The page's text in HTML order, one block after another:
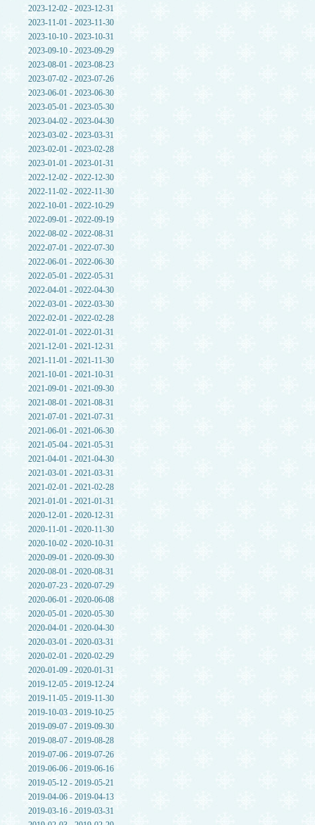
2023-12-02 - 2023-12-31
2023-11-01 - 2023-11-30
2023-10-10 - 2023-10-31
2023-09-10 - 2023-09-29
2023-08-01 - 2023-08-23
2023-07-02 - 2023-07-26
2023-06-01 - 2023-06-30
2023-05-01 - 2023-05-30
2023-04-02 - 2023-04-30
2023-03-02 - 2023-03-31
2023-02-01 - 2023-02-28
2023-01-01 - 2023-01-31
2022-12-02 - 2022-12-30
2022-11-02 - 2022-11-30
2022-10-01 - 2022-10-29
2022-09-01 - 2022-09-19
2022-08-02 - 2022-08-31
2022-07-01 - 2022-07-30
2022-06-01 - 2022-06-30
2022-05-01 - 2022-05-31
2022-04-01 - 2022-04-30
2022-03-01 - 2022-03-30
2022-02-01 - 2022-02-28
2022-01-01 - 2022-01-31
2021-12-01 - 2021-12-31
2021-11-01 - 2021-11-30
2021-10-01 - 2021-10-31
2021-09-01 - 2021-09-30
2021-08-01 - 2021-08-31
2021-07-01 - 2021-07-31
2021-06-01 - 2021-06-30
2021-05-04 - 2021-05-31
2021-04-01 - 2021-04-30
2021-03-01 - 2021-03-31
2021-02-01 - 2021-02-28
2021-01-01 - 2021-01-31
2020-12-01 - 2020-12-31
2020-11-01 - 2020-11-30
2020-10-02 - 2020-10-31
2020-09-01 - 2020-09-30
2020-08-01 - 2020-08-31
2020-07-23 - 2020-07-29
2020-06-01 - 2020-06-08
2020-05-01 - 2020-05-30
2020-04-01 - 2020-04-30
2020-03-01 - 2020-03-31
2020-02-01 - 2020-02-29
2020-01-09 - 2020-01-31
2019-12-05 - 2019-12-24
2019-11-05 - 2019-11-30
2019-10-03 - 2019-10-25
2019-09-07 - 2019-09-30
2019-08-07 - 2019-08-28
2019-07-06 - 2019-07-26
2019-06-06 - 2019-06-16
2019-05-12 - 2019-05-21
2019-04-06 - 2019-04-13
2019-03-16 - 2019-03-31